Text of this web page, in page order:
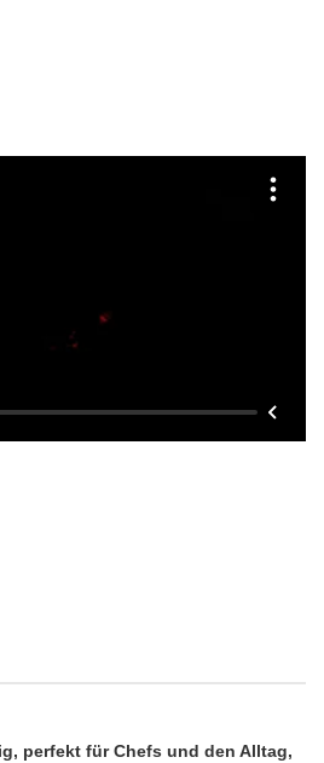
perfekt für Chefs und den Alltag,